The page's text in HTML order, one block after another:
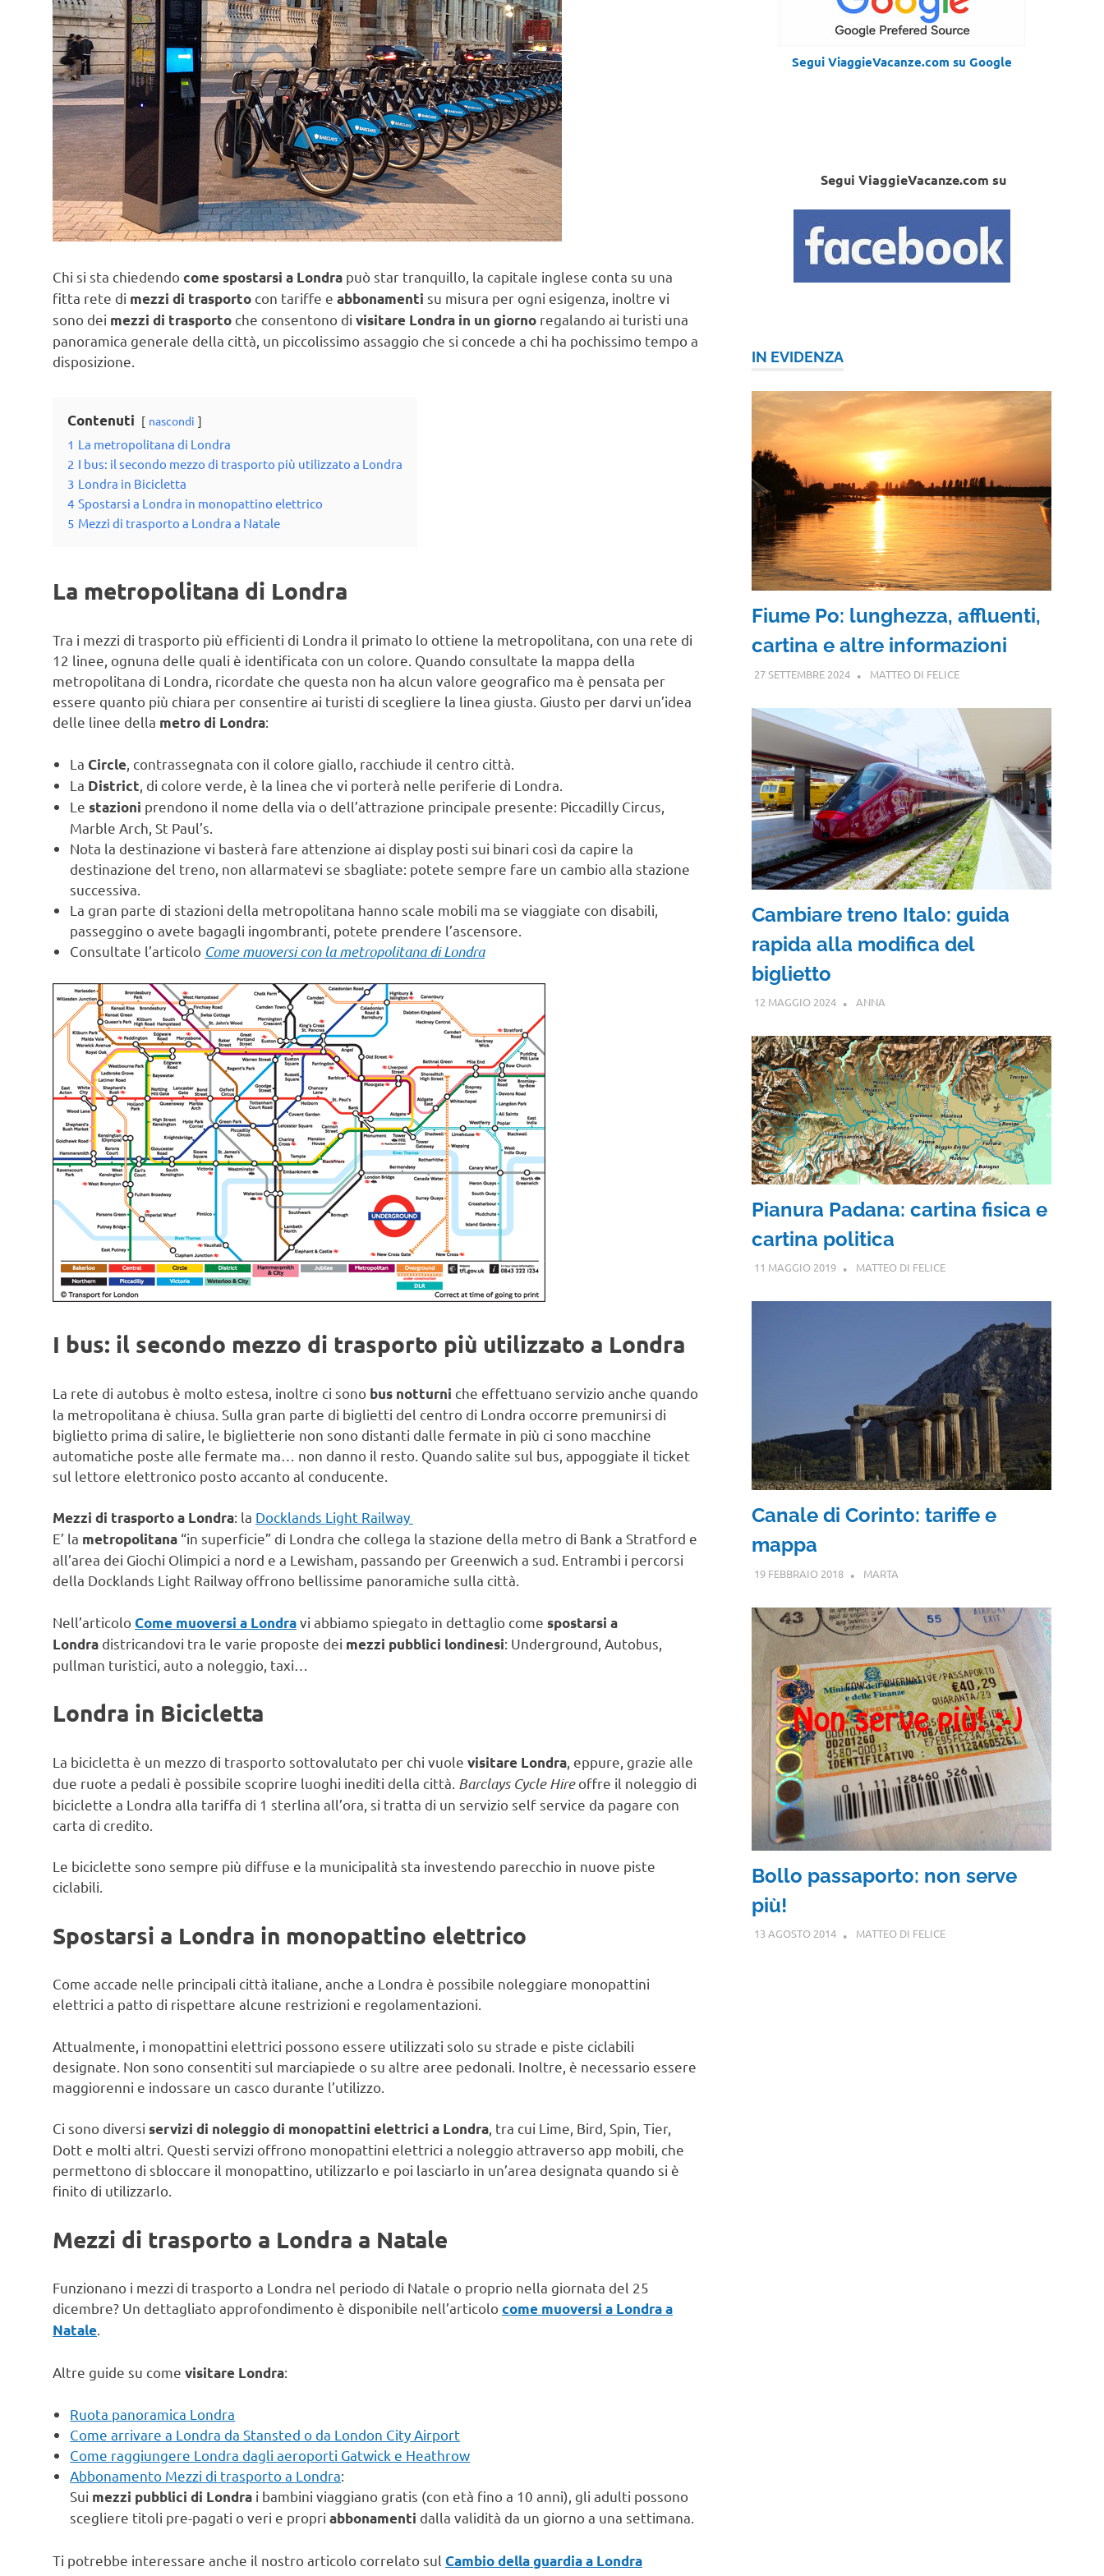
Chi si sta chiedendocome spostarsi a Londra può star tranquillo, la capitale inglese conta su una
fitta rete di mezzi di trasporto con tariffe e abbonamenti su misura per ogni esigenza, inoltre vi
sono dei mezzi di trasporto che consentono di visitare Londra in un giorno regalando ai turisti una
panoramica generale della città, un piccolissimo assaggio che si concede a chi ha pochissimo tempo a
disposizione.
Contenuti nascondi
1 La metropolitana di Londra
2 I bus: il secondo mezzo di trasporto più utilizzato a Londra
3 Londra in Bicicletta
4 Spostarsi a Londra in monopattino elettrico
5 Mezzi di trasporto a Londra a Natale
La metropolitana di Londra
Tra i mezzi di trasporto più efficienti di Londra il primato lo ottiene la metropolitana, con una rete di
12 linee, ognuna delle quali è identificata con un colore. Quando consultate la mappa della
metropolitana di Londra, ricordate che questa non ha alcun valore geografico ma è pensata per
essere quanto più chiara per consentire ai turisti di scegliere la linea giusta. Giusto per darvi un’idea
delle linee della metro di Londra:
La Circle, contrassegnata con il colore giallo, racchiude il centro città.
La District, di colore verde, è la linea che vi porterà nelle periferie di Londra.
Lestazioni prendono il nome della via o dell’attrazione principale presente: Piccadilly Circus,
Marble Arch, St Paul’s.
Nota la destinazione vi basterà fare attenzione ai display posti sui binari così da capire la
destinazione del treno, non allarmatevi se sbagliate: potete sempre fare un cambio alla stazione
successiva.
La gran parte di stazioni della metropolitana hanno scale mobili ma se viaggiate con disabili,
passeggino o avete bagagli ingombranti, potete prendere l’ascensore.
Consultate l’articolo Come muoversi con la metropolitana di Londra
I bus: il secondo mezzo di trasporto più utilizzato a Londra
La rete di autobus è molto estesa, inoltre ci sono bus notturni che effettuano servizio anche quando
la metropolitana è chiusa. Sulla gran parte di biglietti del centro di Londra occorre premunirsi di
biglietto prima di salire, le biglietterie non sono distanti dalle fermate in più ci sono macchine
automatiche poste alle fermate ma… non danno il resto. Quando salite sul bus, appoggiate il ticket
sul lettore elettronico posto accanto al conducente.
Mezzi di trasporto a Londra: la Docklands Light Railway
E’ la metropolitana “in superficie” di Londra che collega la stazione della metro di Bank a Stratford e
all’area dei Giochi Olimpici a nord e a Lewisham, passando per Greenwich a sud. Entrambi i percorsi
della Docklands Light Railway offrono bellissime panoramiche sulla città.
Nell’articoloCome muoversi a Londravi abbiamo spiegato in dettaglio come spostarsi a
Londra districandovi tra le varie proposte dei mezzi pubblici londinesi: Underground, Autobus,
pullman turistici, auto a noleggio, taxi…
Londra in Bicicletta
La bicicletta è un mezzo di trasporto sottovalutato per chi vuole visitare Londra , eppure, grazie alle
due ruote a pedali è possibile scoprire luoghi inediti della città. Barclays Cycle Hireoffre il noleggio di
biciclette a Londra alla tariffa di 1 sterlina all’ora, si tratta di un servizio self service da pagare con
carta di credito.
Le biciclette sono sempre più diffuse e la municipalità sta investendo parecchio in nuove piste
ciclabili.
Spostarsi a Londra in monopattino elettrico
Come accade nelle principali città italiane, anche a Londra è possibile noleggiare monopattini
elettrici a patto di rispettare alcune restrizioni e regolamentazioni.
Attualmente, i monopattini elettrici possono essere utilizzati solo su strade e piste ciclabili
designate. Non sono consentiti sul marciapiede o su altre aree pedonali. Inoltre, è necessario essere
maggiorenni e indossare un casco durante l’utilizzo.
Ci sono diversi servizi di noleggio di monopattini elettrici a Londra, tra cui Lime, Bird, Spin, Tier,
Dott e molti altri. Questi servizi offrono monopattini elettrici a noleggio attraverso app mobili, che
permettono di sbloccare il monopattino, utilizzarlo e poi lasciarlo in un’area designata quando si è
finito di utilizzarlo.
Mezzi di trasporto a Londra a Natale
Funzionano i mezzi di trasporto a Londra nel periodo di Natale o proprio nella giornata del 25
dicembre? Un dettagliato approfondimento è disponibile nell’articolocome muoversi a Londra a
Natale.
Altre guide su come visitare Londra:
Ruota panoramica Londra
Come arrivare a Londra da Stansted o da London City Airport
Come raggiungere Londra dagli aeroporti Gatwick e Heathrow
Abbonamento Mezzi di trasporto a Londra:
Sui mezzi pubblici di Londra i bambini viaggiano gratis (con età fino a 10 anni), gli adulti possono
scegliere titoli pre-pagati o veri e propriabbonamenti dalla validità da un giorno a una settimana.
Ti potrebbe interessare anche il nostro articolo correlato sul Cambio della guardia a Londra
Segui ViaggieVacanze.com su Google
Segui ViaggieVacanze.com su
IN EVIDENZA
Fiume Po: lunghezza, affluenti,
cartina e altre informazioni
27 SETTEMBRE 2024 MATTEO DI FELICE
Cambiare treno Italo: guida
rapida alla modifica del
biglietto
12 MAGGIO 2024 ANNA
Pianura Padana: cartina fisica e
cartina politica
11 MAGGIO 2019 MATTEO DI FELICE
Canale di Corinto: tariffe e
mappa
19 FEBBRAIO 2018 MARTA
Bollo passaporto: non serve
più!
13 AGOSTO 2014 MATTEO DI FELICE